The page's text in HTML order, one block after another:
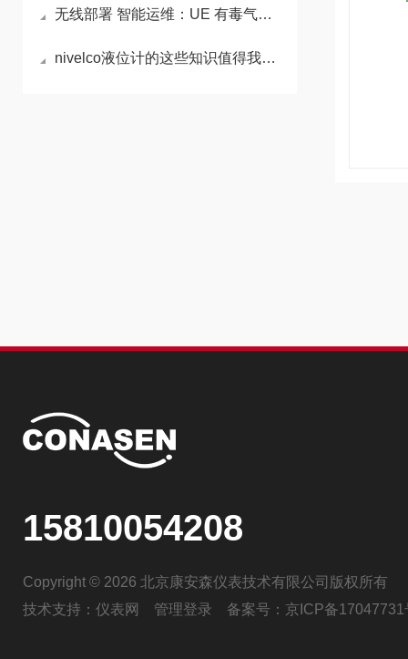
无线部署 智能运维：UE 有毒气体探测器的技术与价值
nivelco液位计的这些知识值得我们学习
15810054208
Copyright © 2026 北京康安森仪表技术有限公司版权所有
技术支持： 仪表网 管理登录 备案号： 京ICP备17047731